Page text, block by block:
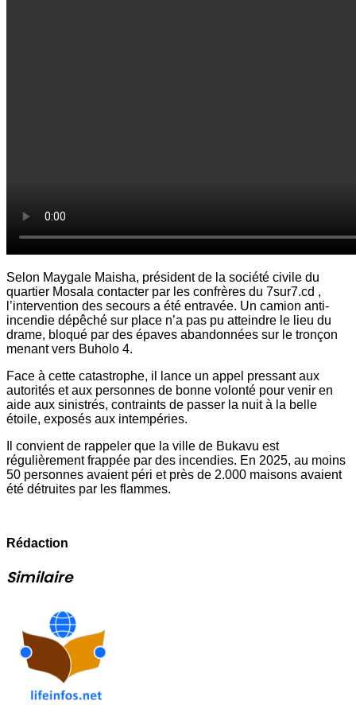
Selon Maygale Maisha, président de la société civile du
quartier Mosala contacter par les confrères du 7sur7.cd ,
l’intervention des secours a été entravée. Un camion anti-
incendie dépêché sur place n’a pas pu atteindre le lieu du
drame, bloqué par des épaves abandonnées sur le tronçon
menant vers Buholo 4.
Face à cette catastrophe, il lance un appel pressant aux
autorités et aux personnes de bonne volonté pour venir en
aide aux sinistrés, contraints de passer la nuit à la belle
étoile, exposés aux intempéries.
Il convient de rappeler que la ville de Bukavu est
régulièrement frappée par des incendies. En 2025, au moins
50 personnes avaient péri et près de 2.000 maisons avaient
été détruites par les flammes.
Rédaction
Similaire